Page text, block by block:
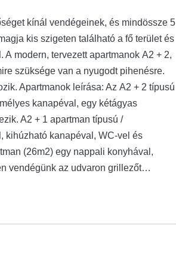
kínál vendégeinek, és mindössze 5
kis szigeten található a fő terület és
modern, tervezett apartmanok A2 + 2,
szüksége van a nyugodt pihenésre.
Apartmanok leírása: Az A2 + 2 típusú
kanapéval, egy kétágyas
A2 + 1 apartman típusú /
kihúzható kanapéval, WC-vel és
(26m2) egy nappali konyhával,
vendégünk az udvaron grillezőt
előtt.